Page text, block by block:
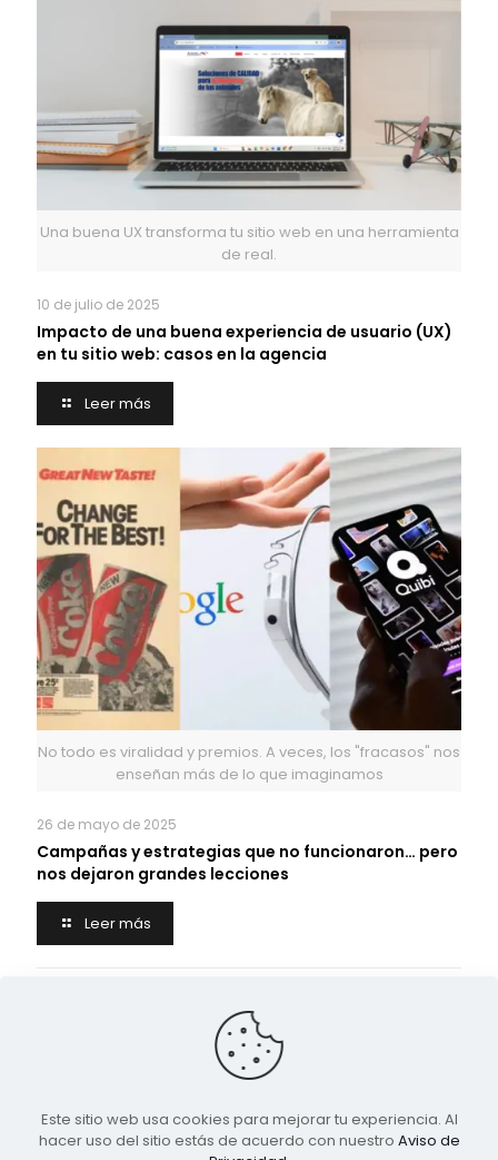
Una buena UX transforma tu sitio web en una herramienta
de real.
10 de julio de 2025
Impacto de una buena experiencia de usuario (UX)
en tu sitio web: casos en la agencia
Leer más
No todo es viralidad y premios. A veces, los "fracasos" nos
enseñan más de lo que imaginamos
26 de mayo de 2025
Campañas y estrategias que no funcionaron… pero
nos dejaron grandes lecciones
Leer más
Deja una respuesta
conectadopara publicar un
Este sitio web usa cookies para mejorar tu experiencia. Al
hacer uso del sitio estás de acuerdo con nuestro Aviso de